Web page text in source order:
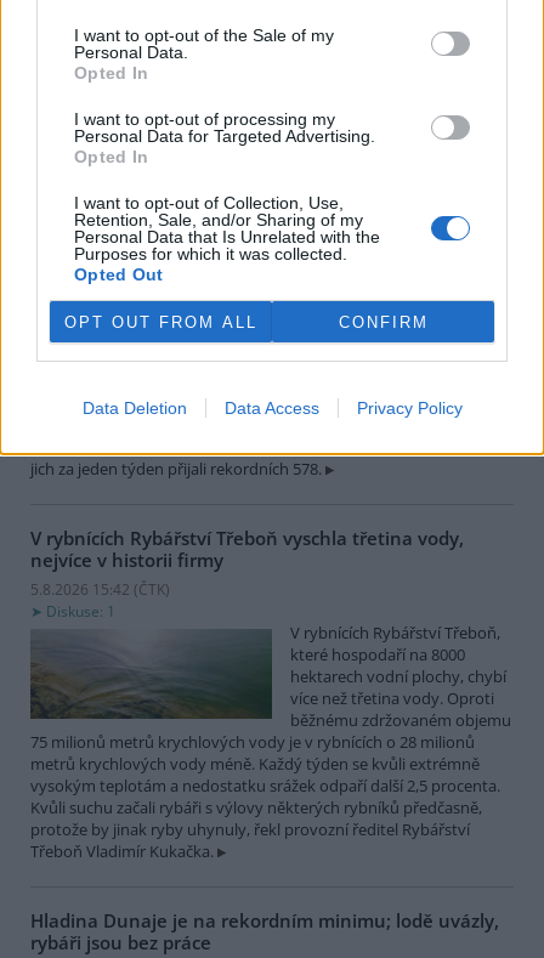
I want to opt-out of the Sale of my
Personal Data.
Opted In
I want to opt-out of processing my
Personal Data for Targeted Advertising.
Opted In
I want to opt-out of Collection, Use,
Retention, Sale, and/or Sharing of my
Personal Data that Is Unrelated with the
Purposes for which it was collected.
Opted Out
OPT OUT FROM ALL CONFIRM
Data Deletion Data Access Privacy Policy
pobřežní stráž s policií zabavily
jejich loď, která pronásledovala velrybářské plavidlo. Pasažéři lodi
patřící nadaci kanadsko-amerického ekologického aktivisty Paula
Watsona jsou od té doby zadržováni v Reykjavíku. Sám Watson na
palubě nebyl. Píše o tom agentura AFP s odvoláním na islandskou
policii.
Záchranná stanice v Praze přijímá kvůli vedrům více
volně žijících zvířat
5.8.2026 17:40 | PRAHA (
teplotám pracovníci pražské
záchranné stanice pro volně
žijící živočichy přijímají více
dehydratovaná a vysílená mláďata ptáků nebo veverek. ČTK to
sdělila mluvčí stanice Petra Fišerová. Během současné vlny veder
jich za jeden týden přijali rekordních 578.
V rybnících Rybářství Třeboň vyschla třetina vody,
nejvíce v historii firmy
5.8.2026 15:42 (ČTK)
Diskuse: 1
V rybnících Rybářství Třeboň,
které hospodaří na 8000
hektarech vodní plochy, chybí
více než třetina vody. Oproti
běžnému zdržovaném objemu
75 milionů metrů krychlových vody je v rybnících o 28 milionů
metrů krychlových vody méně. Každý týden se kvůli extrémně
vysokým teplotám a nedostatku srážek odpaří další 2,5 procenta.
Kvůli suchu začali rybáři s výlovy některých rybníků předčasně,
protože by jinak ryby uhynuly, řekl provozní ředitel Rybářství
Třeboň Vladimír Kukačka.
Hladina Dunaje je na rekordním minimu; lodě uvázly,
rybáři jsou bez práce